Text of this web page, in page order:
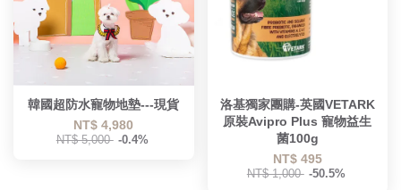
韓國超防水寵物地墊---現貨
NT$ 4,980
NT$ 5,000 -0.4%
洛基獨家團購-英國VETARK
原裝Avipro Plus 寵物益生
菌100g
NT$ 495
NT$ 1,000 -50.5%